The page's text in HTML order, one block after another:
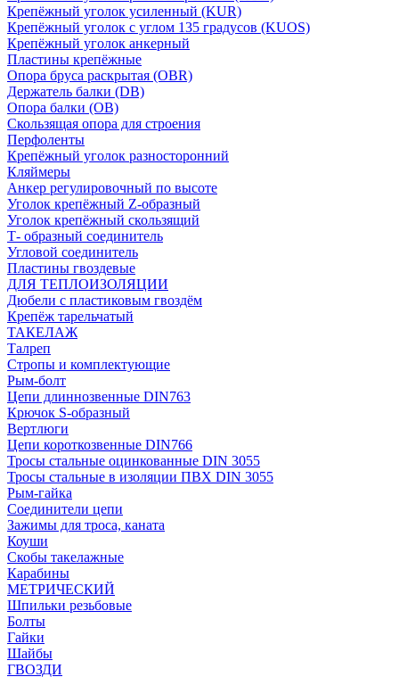
Крепёжный уголок усиленный (KUR)
Крепёжный уголок с углом 135 градусов (KUOS)
Крепёжный уголок анкерный
Пластины крепёжные
Опора бруса раскрытая (OBR)
Держатель балки (DB)
Опора балки (ОВ)
Скользящая опора для строения
Перфоленты
Крепёжный уголок разносторонний
Кляймеры
Анкер регулировочный по высоте
Уголок крепёжный Z-образный
Уголок крепёжный скользящий
Т- образный соединитель
Угловой соединитель
Пластины гвоздевые
ДЛЯ ТЕПЛОИЗОЛЯЦИИ
Дюбели с пластиковым гвоздём
Крепёж тарельчатый
ТАКЕЛАЖ
Талреп
Стропы и комплектующие
Рым-болт
Цепи длиннозвенные DIN763
Крючок S-образный
Вертлюги
Цепи короткозвенные DIN766
Тросы стальные оцинкованные DIN 3055
Тросы стальные в изоляции ПВХ DIN 3055
Рым-гайка
Соединители цепи
Зажимы для троса, каната
Коуши
Скобы такелажные
Карабины
МЕТРИЧЕСКИЙ
Шпильки резьбовые
Болты
Гайки
Шайбы
ГВОЗДИ